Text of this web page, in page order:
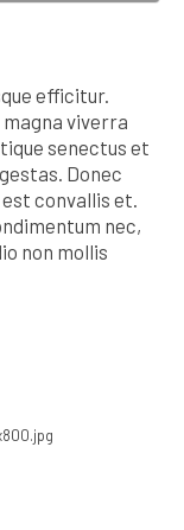
efficitur.
viverra
senectus et
Donec
convallis et.
nec,
non mollis